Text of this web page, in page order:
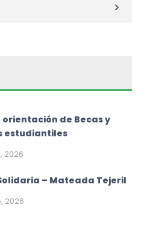
de Becas y
estudiantiles
2026
– Mateada Tejeril
2026